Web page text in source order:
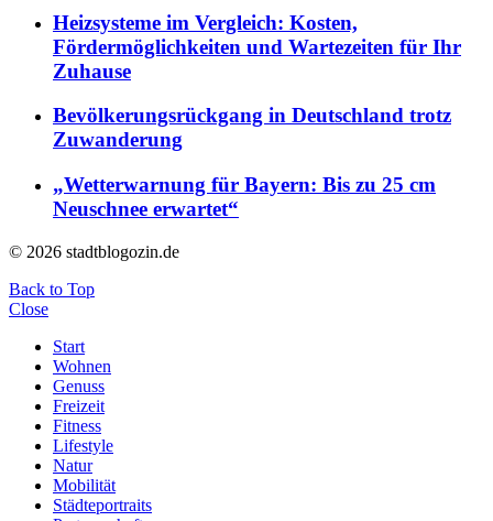
Heizsysteme im Vergleich: Kosten,
Fördermöglichkeiten und Wartezeiten für Ihr
Zuhause
Bevölkerungsrückgang in Deutschland trotz
Zuwanderung
„Wetterwarnung für Bayern: Bis zu 25 cm
Neuschnee erwartet“
© 2026 stadtblogozin.de
Back to Top
Close
Start
Wohnen
Genuss
Freizeit
Fitness
Lifestyle
Natur
Mobilität
Städteportraits